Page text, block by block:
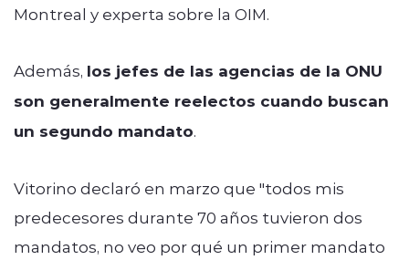
Montreal y experta sobre la OIM.
Además, los jefes de las agencias de la ONU
son generalmente reelectos cuando buscan
un segundo mandato.
Vitorino declaró en marzo que "todos mis
predecesores durante 70 años tuvieron dos
mandatos, no veo por qué un primer mandato